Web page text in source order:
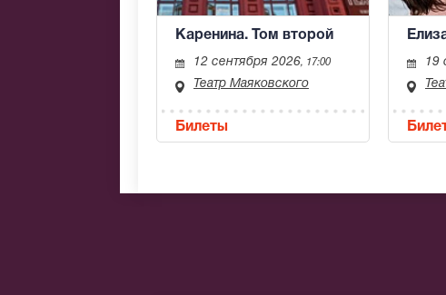
Каренина. Том второй
12 сентября 2026, 17:00
Театр Маяковского
Билеты
19